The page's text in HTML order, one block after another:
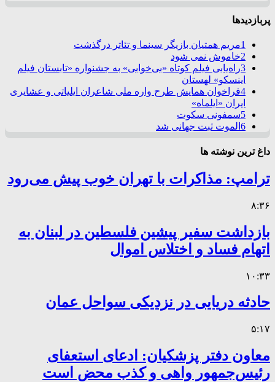
پربازدیدها
1مریم همتیان بازیگر سینما و تئاتر درگذشت
2خاموش نمی شود
3راه‌یابی فیلم کوتاه «بی‌خوابی» به جشنواره «تابستان فیلم
اینسکو» لهستان
4فراخوان همایش طرح واره ملی شاعران ایلیاتی و عشایری
ایران «ایلماه»
5سمفونی سکوت
6 الموت ثبت جهانی شد
داغ ترین نوشته ها
ترامپ: مذاکرات با تهران خوب پیش می‌رود
۸:۳۶
بازداشت سفیر پیشین فلسطین در لبنان به
اتهام فساد و اختلاس اموال
۱۰:۳۳
حادثه دریایی در نزدیکی سواحل عمان
۵:۱۷
معاون دفتر پزشکیان: ادعای استعفای
رئیس‌جمهور واهی و کذب محض است